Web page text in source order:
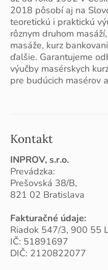
2018 pôsobí aj na
teoretickú i praktickú
rôznym druhom
masáže, kurz
ďalšie. Garantujeme
výučby masérskych
pre budúcich masérov
Kontakt
INPROV, s.r.o.
Prevádzka:
Prešovská 38/B,
821 02 Bratislava
Fakturačné údaje:
Riadok 547/3, 900 55
IČ: 51891697
DIČ: 2120822077